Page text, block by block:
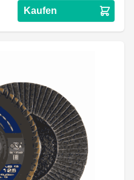
Kaufen